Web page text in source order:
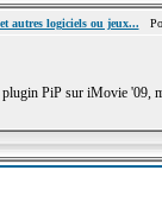
autres logiciels ou jeux...
plugin PiP sur iMovie '09,